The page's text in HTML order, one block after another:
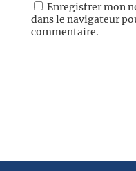
Enregistrer mon
dans le navigateur
commentaire.